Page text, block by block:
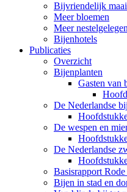
Bijvriendelijk
Meer bloemen
Meer
Bijenhotels
Publicaties
Overzicht
Bijenplanten
Gasten van
De Nederlandse
De wespen en
De Nederlandse
Basisrapport
Bijen in stad en